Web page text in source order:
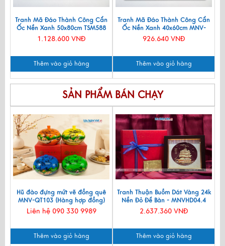
Tranh Mã Đáo Thành Công Cẩn
Ốc Nền Xanh 50x80cm TSM588
1.128.600 VNĐ
Thêm vào giỏ hàng
Tranh Mã Đáo Thành Công Cẩn
Ốc Nền Xanh 40x60cm MNV-
TSM468
926.640 VNĐ
Thêm vào giỏ hàng
SẢN PHẨM BÁN CHẠY
Hũ đào đựng mứt vẽ đồng quê
MNV-QT103 (Hàng hợp đồng)
Liên hệ 090 330 9989
Thêm vào giỏ hàng
Tranh Thuận Buồm Dát Vàng 24k
Nền Đỏ Để Bàn - MNVHD04.4
2.637.360 VNĐ
Thêm vào giỏ hàng